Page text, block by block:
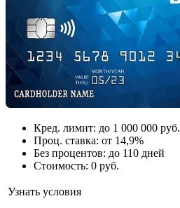
Кред. лимит: до 1 000 000 руб.
Проц. ставка: от 14,9%
Без процентов: до 110 дней
Стоимость: 0 руб.
Узнать условия